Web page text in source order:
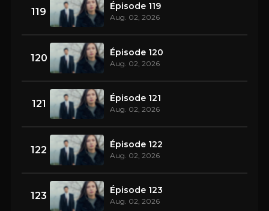
119 Épisode 119
Aug. 02, 2026
120 Épisode 120
Aug. 02, 2026
121 Épisode 121
Aug. 02, 2026
122 Épisode 122
Aug. 02, 2026
123 Épisode 123
Aug. 02, 2026